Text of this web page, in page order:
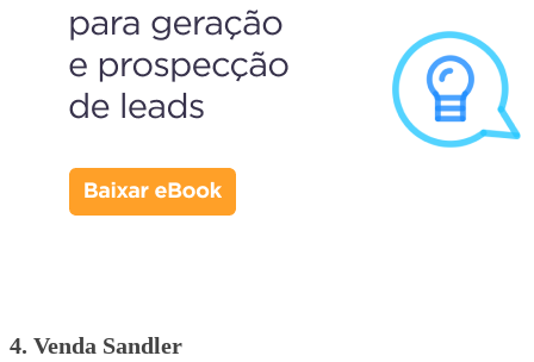
4. Venda Sandler